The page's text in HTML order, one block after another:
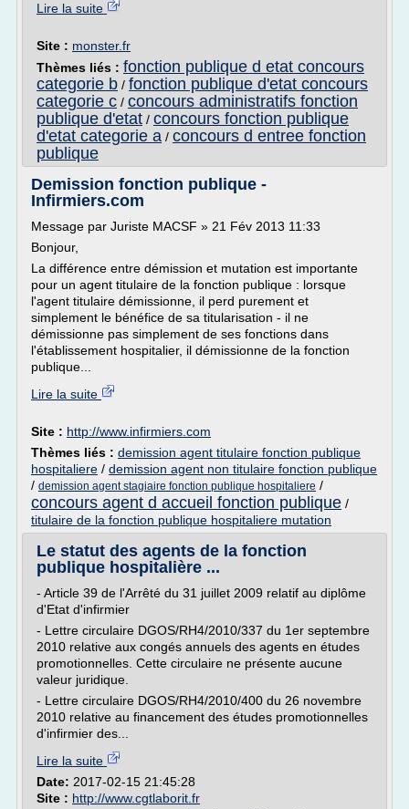
Lire la suite
Site : monster.fr
Thèmes liés : fonction publique d etat concours
categorie b / fonction publique d'etat concours
categorie c / concours administratifs fonction
publique d'etat / concours fonction publique
d'etat categorie a / concours d entree fonction
publique
Demission fonction publique -
Infirmiers.com
Message par Juriste MACSF » 21 Fév 2013 11:33
Bonjour,
La différence entre démission et mutation est importante
pour un agent titulaire de la fonction publique : lorsque
l'agent titulaire démissionne, il perd purement et
simplement le bénéfice de sa titularisation - il ne
démissionne pas simplement de ses fonctions dans
l'établissement hospitalier, il démissionne de la fonction
publique...
Lire la suite
Site : http://www.infirmiers.com
Thèmes liés : demission agent titulaire fonction publique
hospitaliere / demission agent non titulaire fonction publique
/ demission agent stagiaire fonction publique hospitaliere /
concours agent d accueil fonction publique /
titulaire de la fonction publique hospitaliere mutation
Le statut des agents de la fonction
publique hospitalière ...
- Article 39 de l'Arrêté du 31 juillet 2009 relatif au diplôme
d'Etat d'infirmier
- Lettre circulaire DGOS/RH4/2010/337 du 1er septembre
2010 relative aux congés annuels des agents en études
promotionnelles. Cette circulaire ne présente aucune
valeur juridique.
- Lettre circulaire DGOS/RH4/2010/400 du 26 novembre
2010 relative au financement des études promotionnelles
d'infirmier des...
Lire la suite
Date: 2017-02-15 21:45:28
Site : http://www.cgtlaborit.fr